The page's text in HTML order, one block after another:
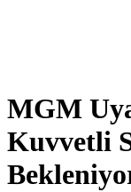
MGM
Kuvvetli